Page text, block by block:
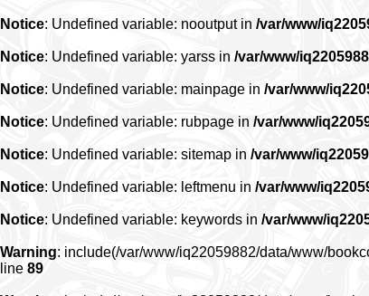
Notice: Undefined variable: nooutput in /var/www/
Notice: Undefined variable: yarss in /var/www/
Notice: Undefined variable: mainpage in /var/www/
Notice: Undefined variable: rubpage in /var/www/
Notice: Undefined variable: sitemap in /var/www/
Notice: Undefined variable: leftmenu in /var/www/
Notice: Undefined variable: keywords in /var/www/
Warning: include(/var/www/iq22059882/data/www/
line 89